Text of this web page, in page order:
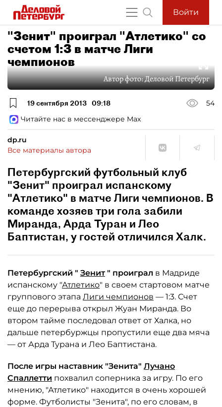
Войти
"Зенит" проиграл "Атлетико" со
счетом 1:3 в матче Лиги
чемпионов
Автор фото:Деловой Петербург
19 сентября 2013 09:18
54
Читайте нас в мессенджере Max
dp.ru
Все материалы автора
Петербургский футбольный клуб
"Зенит" проиграл испанскому
"Атлетико" в матче Лиги чемпионов. В
команде хозяев три гола забили
Миранда, Арда Туран и Лео
Баптистан, у гостей отличился Халк.
Петербургский " Зенит " проиграл в Мадриде
испанскому "Атлетико" в своем стартовом матче
группового этапа Лиги чемпионов — 1:3. Счет
еще до перерыва открыл Жуан Миранда. Во
втором тайме последовал ответ от Халка, но
дальше петербуржцы пропустили еще два мяча
— от Арда Турана и Лео Баптистана.
После игры наставник "Зенита" Лучано
Спаллетти похвалил соперника за игру. По его
мнению, "Атлетико" находится в очень хорошей
форме. Футболисты "Зенита", по его словам, в